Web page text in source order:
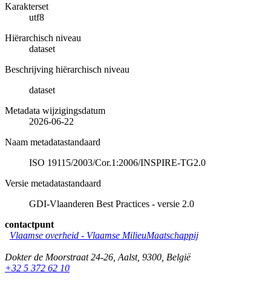
Karakterset
utf8
Hiërarchisch niveau
dataset
Beschrijving hiërarchisch niveau
dataset
Metadata wijzigingsdatum
2026-06-22
Naam metadatastandaard
ISO 19115/2003/Cor.1:2006/INSPIRE-TG2.0
Versie metadatastandaard
GDI-Vlaanderen Best Practices - versie 2.0
contactpunt
Vlaamse overheid - Vlaamse MilieuMaatschappij
Dokter de Moorstraat 24-26 Aalst, 9300 België
+32 5 372 62 10